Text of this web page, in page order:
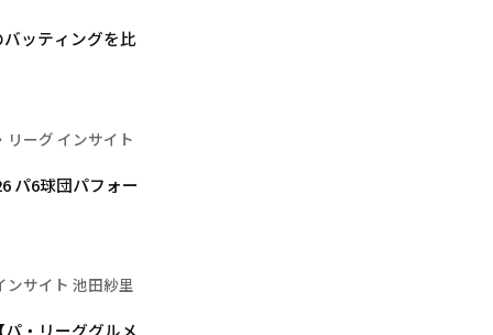
ッティングを比
リーグ インサイト
パ6球団パフォー
ンサイト 池田紗里